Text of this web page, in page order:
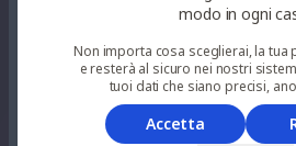
%
UV 0
26°
46 %
UV 0
modo in ogni
Non importa cosa sceglierai, la tua
e resterà al sicuro nei nostri
tuoi dati che siano precisi,
Accetta